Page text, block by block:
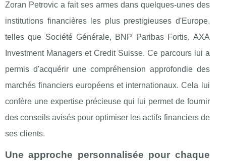
Zoran Petrovic a fait ses armes dans quelques-unes des
institutions financières les plus prestigieuses d'Europe,
telles que Société Générale, BNP Paribas Fortis, AXA
Investment Managers et Credit Suisse. Ce parcours lui a
permis d'acquérir une compréhension approfondie des
marchés financiers européens et internationaux. Cela lui
confère une expertise précieuse qui lui permet de fournir
des conseils avisés pour optimiser les actifs financiers de
ses clients.
Une approche personnalisée pour chaque